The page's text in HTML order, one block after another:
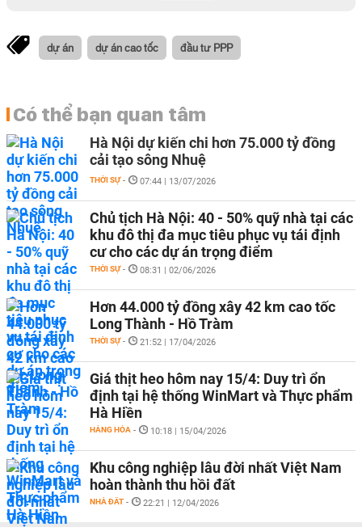
dự án dự án cao tốc đầu tư PPP
Có thể bạn quan tâm
Hà Nội dự kiến chi hơn 75.000 tỷ đồng
cải tạo sông Nhuệ
THỜI SỰ - 07:44 | 13/07/2026
Chủ tịch Hà Nội: 40 - 50% quỹ nhà tại các
khu đô thị đa mục tiêu phục vụ tái định
cư cho các dự án trọng điểm
THỜI SỰ - 08:31 | 02/06/2026
Hơn 44.000 tỷ đồng xây 42 km cao tốc
Long Thành - Hồ Tràm
THỜI SỰ - 21:52 | 17/04/2026
Giá thịt heo hôm nay 15/4: Duy trì ổn
định tại hệ thống WinMart và Thực phẩm
Hà Hiền
HÀNG HÓA - 10:18 | 15/04/2026
Khu công nghiệp lâu đời nhất Việt Nam
hoàn thành thu hồi đất
NHÀ ĐẤT - 22:21 | 12/04/2026